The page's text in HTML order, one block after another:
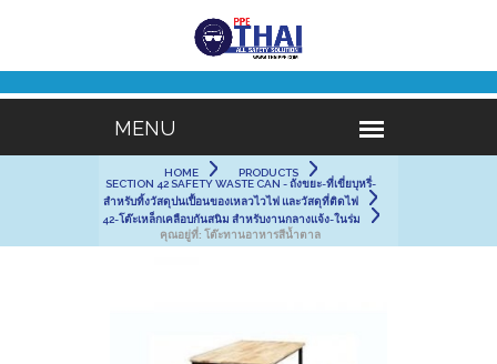
HOME
PRODUCTS
SECTION 42 SAFETY WASTE CAN - ถังขยะ-ที่เขี่ยบุหรี่-
สำหรับทิ้งวัสดุปนเปื้อนของเหลวไวไฟ และวัสดุที่ติดไฟ
42-โต๊ะเหล็กเคลือบกันสนิม สำหรับงานกลางแจ้ง-ในร่ม
คุณอยู่ที่: โต๊ะทานอาหารสีน้ำตาล